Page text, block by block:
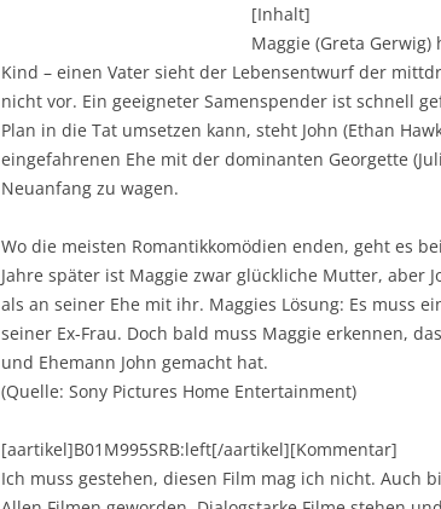
[Inhalt]
Maggie (Greta
Kind – einen Vater sieht der Lebensentwurf der
nicht vor. Ein geeigneter Samenspender ist schnell
Plan in die Tat umsetzen kann, steht John (Ethan
eingefahrenen Ehe mit der dominanten Georgette
Neuanfang zu wagen.
Wo die meisten Romantikkomödien enden, geht es
Jahre später ist Maggie zwar glückliche Mutter, aber
als an seiner Ehe mit ihr. Maggies Lösung: Es muss
seiner Ex-Frau. Doch bald muss Maggie erkennen,
und Ehemann John gemacht hat.
(Quelle: Sony Pictures Home Entertainment)
[aartikel]B01M995SRB:left[/aartikel][Kommentar]
Ich muss gestehen, diesen Film mag ich nicht. Auch